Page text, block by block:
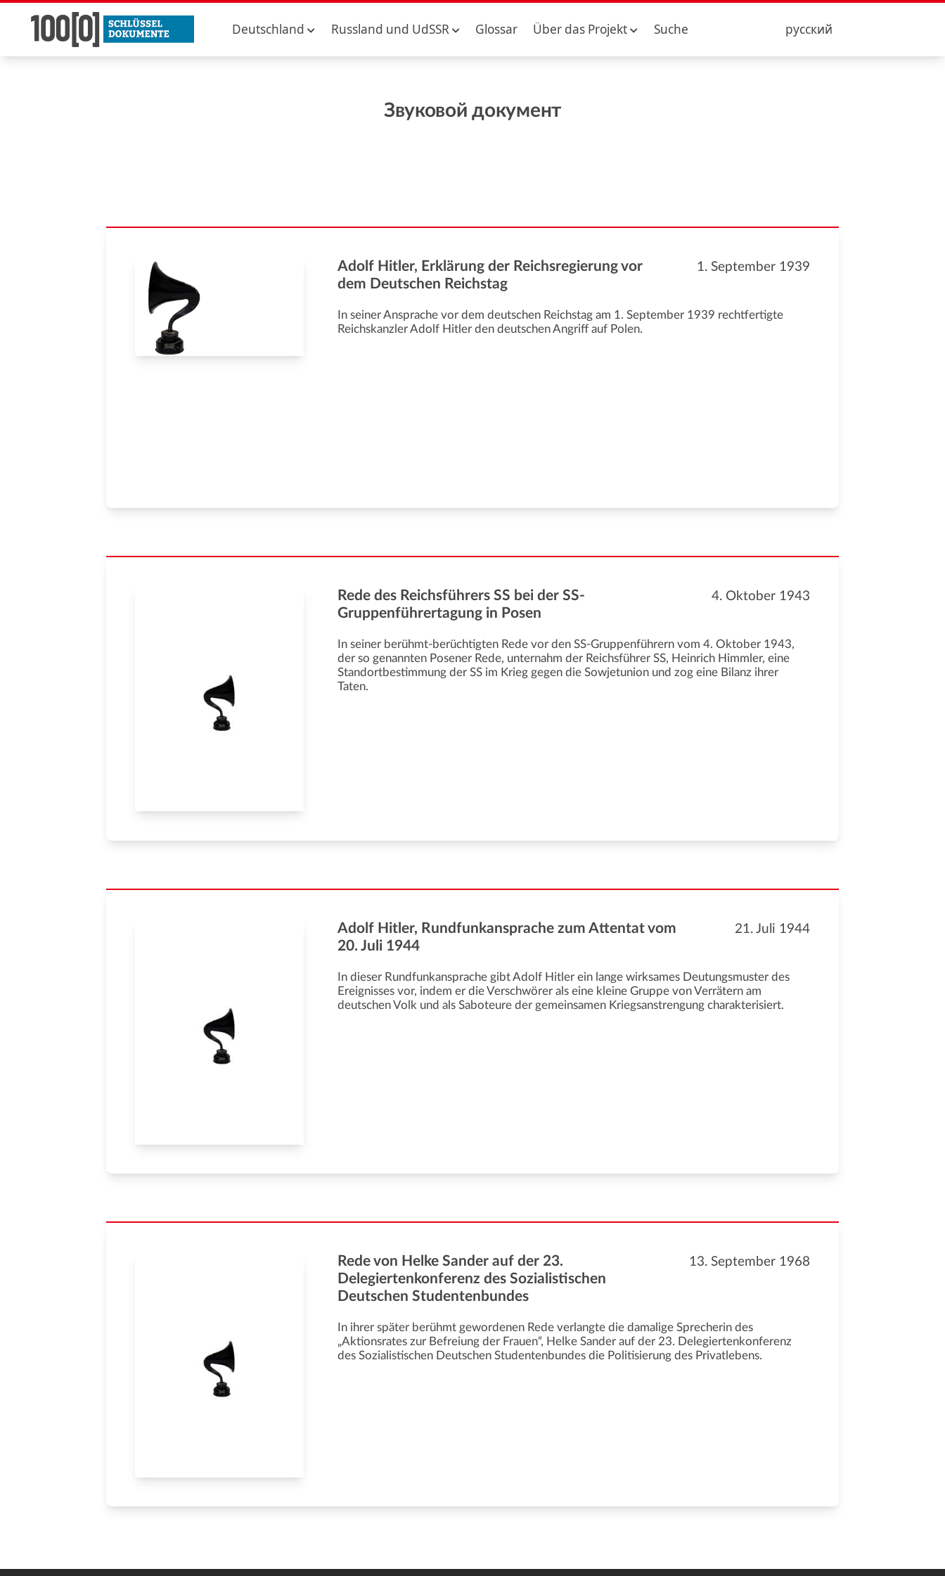
Deutschland Russland und UdSSR Glossar Über das Projekt Suche русский
Звуковой документ
1. September 1939
Adolf Hitler, Erklärung der Reichsregierung vor
dem Deutschen Reichstag
In seiner Ansprache vor dem deutschen Reichstag am 1. September 1939 rechtfertigte
Reichskanzler Adolf Hitler den deutschen Angriff auf Polen.
4. Oktober 1943
Rede des Reichsführers SS bei der SS-
Gruppenführertagung in Posen
In seiner berühmt-berüchtigten Rede vor den SS-Gruppenführern vom 4. Oktober 1943,
der so genannten Posener Rede, unternahm der Reichsführer SS, Heinrich Himmler, eine
Standortbestimmung der SS im Krieg gegen die Sowjetunion und zog eine Bilanz ihrer
Taten.
21. Juli 1944
Adolf Hitler, Rundfunkansprache zum Attentat vom
20. Juli 1944
In dieser Rundfunkansprache gibt Adolf Hitler ein lange wirksames Deutungsmuster des
Ereignisses vor, indem er die Verschwörer als eine kleine Gruppe von Verrätern am
deutschen Volk und als Saboteure der gemeinsamen Kriegsanstrengung charakterisiert.
13. September 1968
Rede von Helke Sander auf der 23.
Delegiertenkonferenz des Sozialistischen
Deutschen Studentenbundes
In ihrer später berühmt gewordenen Rede verlangte die damalige Sprecherin des
„Aktionsrates zur Befreiung der Frauen“, Helke Sander auf der 23. Delegiertenkonferenz
des Sozialistischen Deutschen Studentenbundes die Politisierung des Privatlebens.